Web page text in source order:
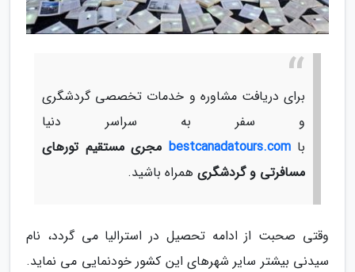
برای دریافت مشاوره و خدمات تخصصی گردشگری
و سفر به سراسر دنیا
باbestcanadatours.com مجری مستقیم تورهای
مسافرتی و گردشگری همراه باشید.
وقتی صحبت از ادامه تحصیل در استرالیا می گردد، نام
سیدنی بیشتر سایر شهرهای این کشور خودنمایی می نماید.